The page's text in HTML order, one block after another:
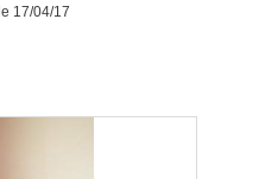
le 17/04/17